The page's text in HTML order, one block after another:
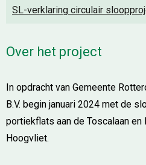
SL-verklaring circulair
Over het project
In opdracht van Gemeente
B.V. begin januari 2024 met de
portiekflats aan de Toscalaan
Hoogvliet.